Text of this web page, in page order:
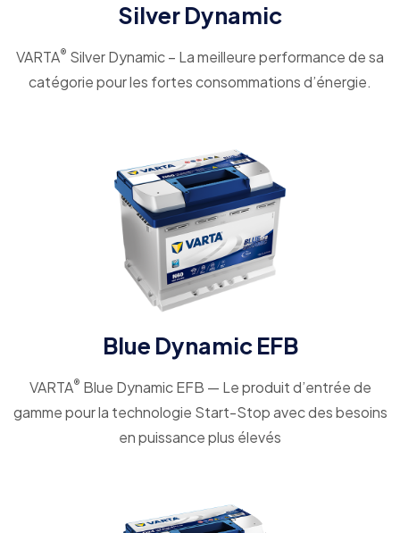
Silver Dynamic
VARTA® Silver Dynamic – La meilleure performance de sa
catégorie pour les fortes consommations d’énergie.
Blue Dynamic EFB
VARTA® Blue Dynamic EFB — Le produit d’entrée de
gamme pour la technologie Start-Stop avec des besoins
en puissance plus élevés